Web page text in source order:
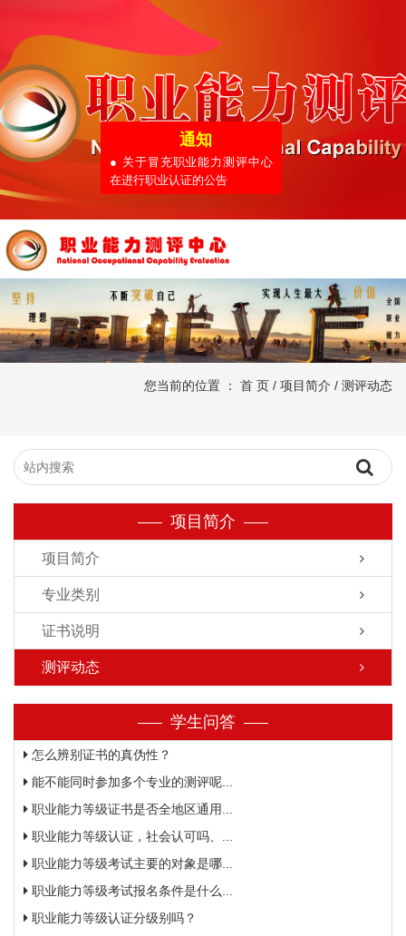
您当前的位置 ： 首 页 / 项目简介 / 测评动态
项目简介
项目简介
专业类别
证书说明
测评动态
学生问答
怎么辨别证书的真伪性？
能不能同时参加多个专业的测评呢...
职业能力等级证书是否全地区通用...
职业能力等级认证，社会认可吗、...
职业能力等级考试主要的对象是哪...
职业能力等级考试报名条件是什么...
职业能力等级认证分级别吗？
通知
● 关于冒充职业能力测评中心
在进行职业认证的公告